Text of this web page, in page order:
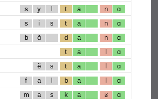
s y l t a n ɑ
s i s t a n ɑ
b ɑ̃ d a n ɑ
t a l ɑ
ẽ s t a l ɑ
f a l b a l ɑ
m a s k a ʁ ɑ